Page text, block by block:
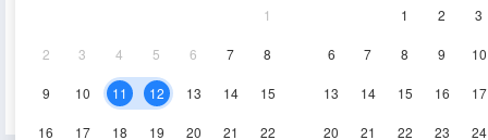
1
2 3 4 5 6 7 8
9 10 11 12 13 14 15
16 17 18 19 20 21 22
1
2 3
6 7 8 9 10
13 14 15 16 17
20 21 22 23 24
80-100㎡
空調
淋浴
電視機
冰箱